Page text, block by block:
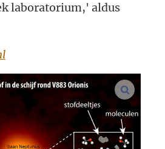
laboratorium,' aldus